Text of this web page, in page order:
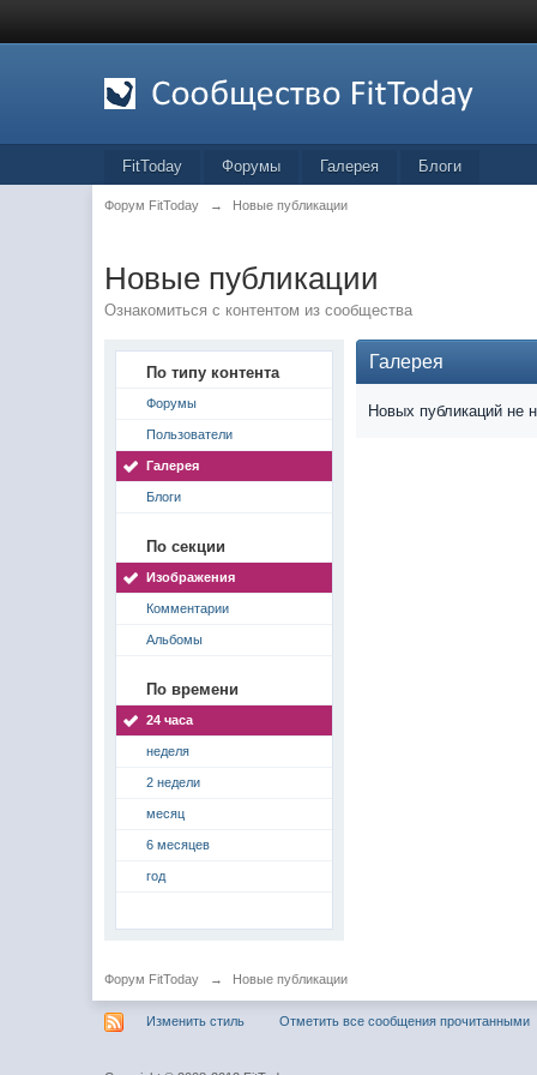
FitToday Форумы Галерея Блоги
Форум FitToday → Новые публикации
Новые публикации
Ознакомиться с контентом из сообщества
По типу контента
Форумы
Пользователи
Галерея
Блоги
По секции
Изображения
Комментарии
Альбомы
По времени
24 часа
неделя
2 недели
месяц
6 месяцев
год
Галерея
Новых публикаций не
Форум FitToday → Новые публикации
Изменить стиль Отметить все сообщения прочитанными